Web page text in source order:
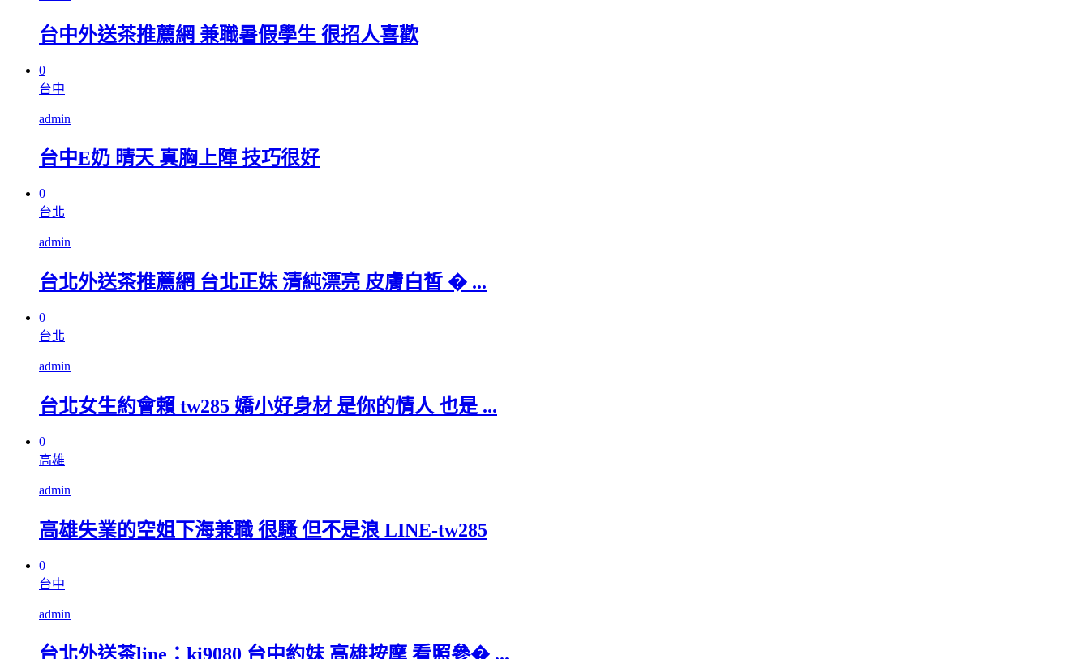
台中外送茶推薦網 兼職暑假學生 很招人喜歡
0
台中
admin
台中E奶 晴天 真胸上陣 技巧很好
0
台北
admin
台北外送茶推薦網 台北正妹 清純漂亮 皮膚白皙 � ...
0
台北
admin
台北女生約會賴 tw285 嬌小好身材 是你的情人 也是 ...
0
高雄
admin
高雄失業的空姐下海兼職 很騷 但不是浪 LINE-tw285
0
台中
admin
台北外送茶line：ki9080 台中約妹 高雄按摩 看照參� ...